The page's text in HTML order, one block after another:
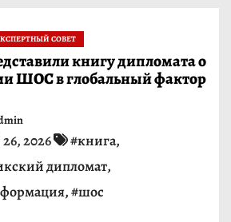
СОВЕТ
книгу дипломата о
ШОС в глобальный фактор
2026 #книга,
дипломат,
,#шос